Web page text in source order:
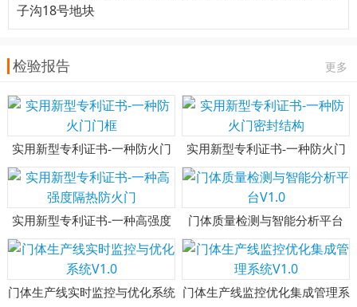
子沟18号地块
检验报告
实用新型专利证书-一种防火门
门框
实用新型专利证书-一种防火门
密封结构
实用新型专利证书-一种高强度
隔热防火门
门体质量检测与智能分析平台
V1.0
门体生产线实时监控与优化系统 门体生产线监控优化集成管理系
更多